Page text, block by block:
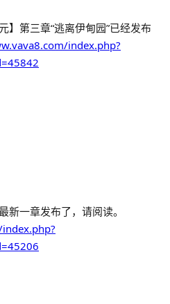
】第三章“逃离伊甸园”已经发布
index.php?
新一章发布了，请阅读。